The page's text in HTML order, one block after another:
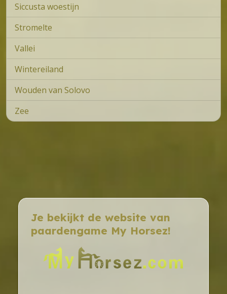
Siccusta woestijn
Stromelte
Vallei
Wintereiland
Wouden van Solovo
Zee
Je bekijkt de website van
paardengame My Horsez!